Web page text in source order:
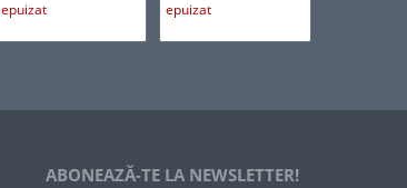
epuizat
epuizat
ABONEAZĂ-TE LA NEWSLETTER!